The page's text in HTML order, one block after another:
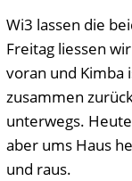
Wi3 lassen die
Freitag liessen
voran und Kimba
zusammen
unterwegs.
aber ums Haus
und raus.